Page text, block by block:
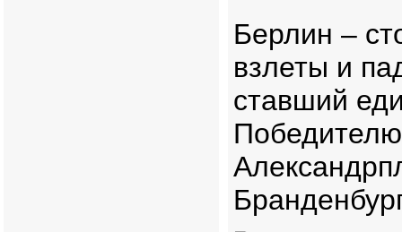
Берлин –
взлеты и
ставший